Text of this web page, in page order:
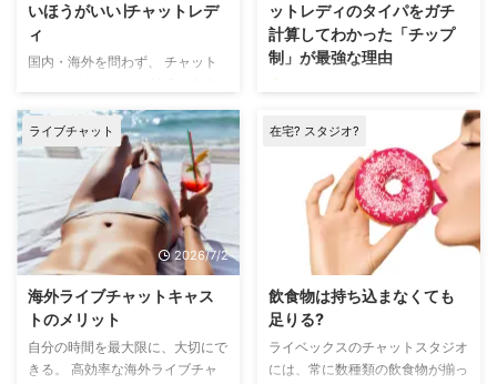
いほうがいい∣チャットレデ
ィ
国内・海外を問わず、 チャット
反転 (ミラーリング) ノーマルの
ままカメラを左右にパンすると、
自分から見た右と左が反対に動
く。 左右反転の設定なら、右は
右に、左は左に、同じ方向へ動く
ので、なんとなくパンしやすい、
なんとなくのレベルですが。 し
かし、左右反転させた映像は、そ
のまま配信映像になってしまい、
ユーザーにも左右反転した映像が
見えます。 気づかないユーザ
ー、違和感を感じるユーザーと両
方いますが、 たぶんですが、 左
ットレディのタイパをガチ
計算してわかった「チップ
制」が最強な理由
葉の響きに、まだ騙されていませ
んか？ 小難しい書き出しでごめ
んなさいね
タイパを重視する
あなたなら、運営の甘い言葉では
なく【数字】で判断すべきです。
「時間課金」という名の、終
わりの見えないギャンブル 時間
課金の仕組みはシンプルです。
「拘束時間 × ユーザー数」。 か
つては複数ユーザーが同時に課金
する「倍々ゲーム」で稼げる時代
もありました。 しかし ...
ライブチャット
2026/7/2
海外ライブチャットキャス
トのメリット
自分の時間を最大限に、大切にで
きる。 高効率な海外ライブチャ
在宅? スタジオ?
飲食物は持ち込まなくても
足りる?
ライベックスのチャットスタジオ
には、常に数種類の飲食物が揃っ